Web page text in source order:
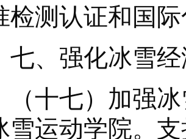
检测认证和国
强化冰雪经
七）加强冰
雪运动学院。